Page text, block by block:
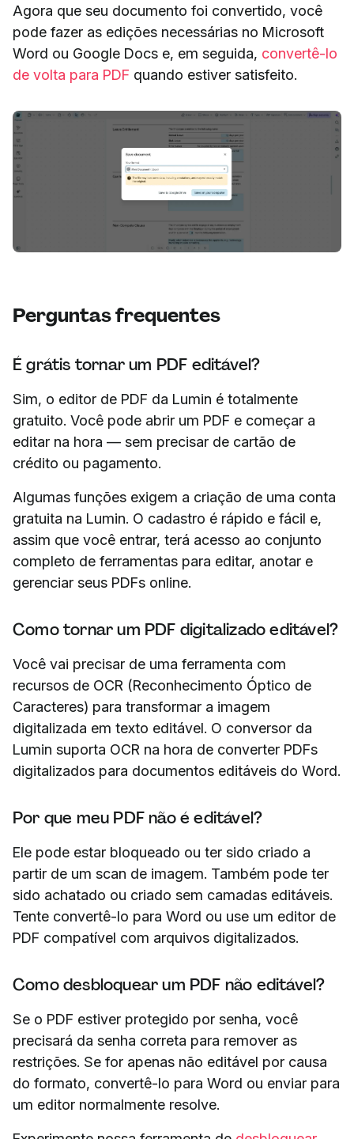
Agora que seu documento foi convertido, você
pode fazer as edições necessárias no Microsoft
Word ou Google Docs e, em seguida, convertê-lo
de volta para PDF quando estiver satisfeito.
Perguntas frequentes
É grátis tornar um PDF editável?
Sim, o editor de PDF da Lumin é totalmente
gratuito. Você pode abrir um PDF e começar a
editar na hora — sem precisar de cartão de
crédito ou pagamento.
Algumas funções exigem a criação de uma conta
gratuita na Lumin. O cadastro é rápido e fácil e,
assim que você entrar, terá acesso ao conjunto
completo de ferramentas para editar, anotar e
gerenciar seus PDFs online.
Como tornar um PDF digitalizado editável?
Você vai precisar de uma ferramenta com
recursos de OCR (Reconhecimento Óptico de
Caracteres) para transformar a imagem
digitalizada em texto editável. O conversor da
Lumin suporta OCR na hora de converter PDFs
digitalizados para documentos editáveis do Word.
Por que meu PDF não é editável?
Ele pode estar bloqueado ou ter sido criado a
partir de um scan de imagem. Também pode ter
sido achatado ou criado sem camadas editáveis.
Tente convertê-lo para Word ou use um editor de
PDF compatível com arquivos digitalizados.
Como desbloquear um PDF não editável?
Se o PDF estiver protegido por senha, você
precisará da senha correta para remover as
restrições. Se for apenas não editável por causa
do formato, convertê-lo para Word ou enviar para
um editor normalmente resolve.